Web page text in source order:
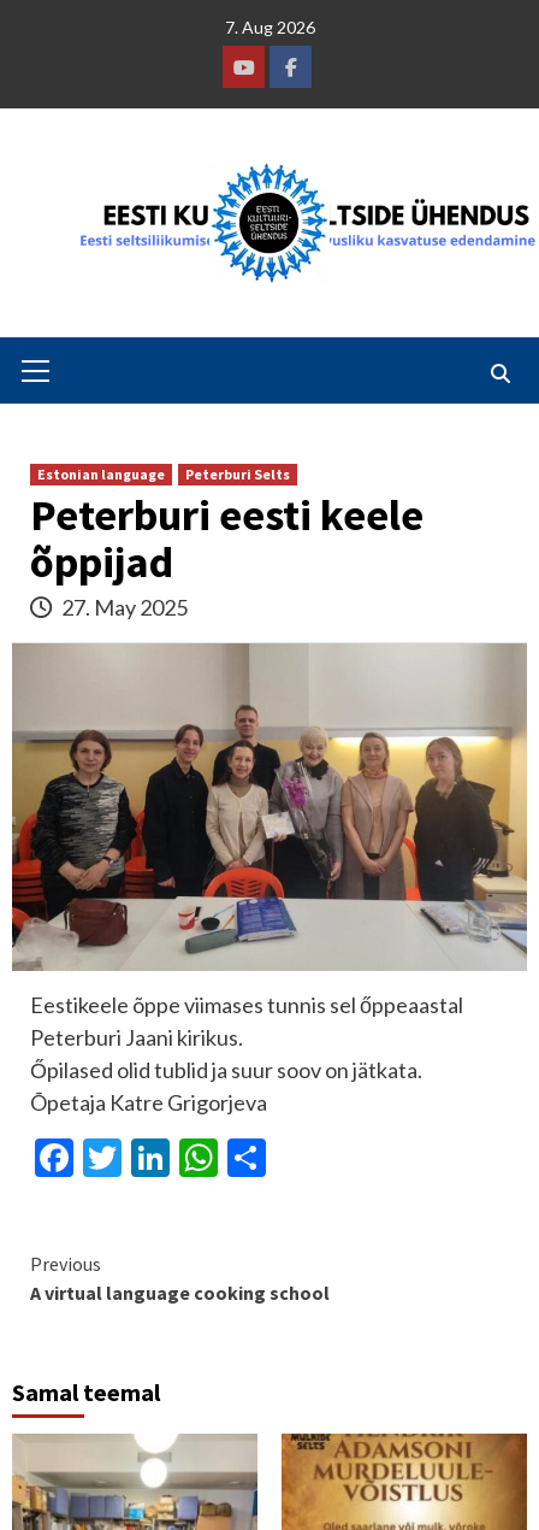
7. Aug 2026
YoutubeFacebook
Menu
Estonian language Peterburi Selts
Peterburi eesti keele
õppijad
27. May 2025
Eestikeele õppe viimases tunnis sel őppeaastal
Peterburi Jaani kirikus.
Őpilased olid tublid ja suur soov on jätkata.
Õpetaja Katre Grigorjeva
Facebook
Twitter
LinkedIn
WhatsApp
Continue
Reading
Previous
A virtual language cooking school
Samal teemal